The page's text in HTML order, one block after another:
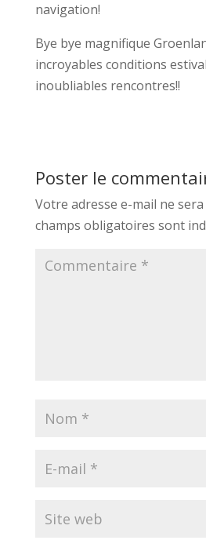
navigation!
Bye bye magnifique
incroyables conditions
inoubliables rencontres!!
Poster le
Votre adresse e-mail ne
champs obligatoires sont